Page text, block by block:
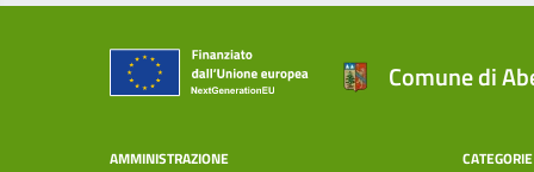
Comune di
AMMINISTRAZIONE